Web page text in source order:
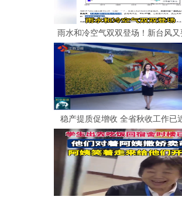
雨水和冷空气双双登场！新台风又
稳产提质促增收 全省秋收工作已